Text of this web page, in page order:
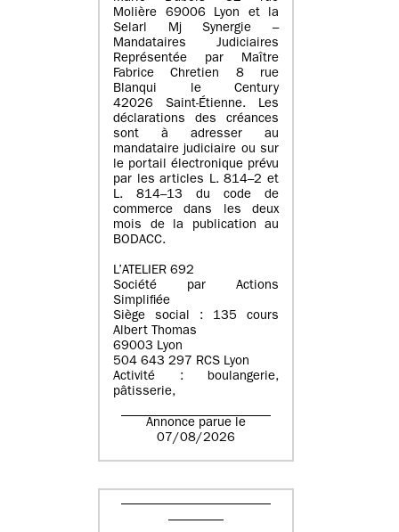
Molière 69006 Lyon et la
Selarl Mj Synergie –
Mandataires Judiciaires
Représentée par Maître
Fabrice Chretien 8 rue
Blanqui le Century
42026 Saint-Étienne. Les
déclarations des créances
sont à adresser au
mandataire judiciaire ou sur
le portail électronique prévu
par les articles L. 814–2 et
L. 814–13 du code de
commerce dans les deux
mois de la publication au
BODACC.
L’ATELIER 692
Société par Actions
Simplifiée
Siège social : 135 cours
Albert Thomas
69003 Lyon
504 643 297 RCS Lyon
Activité : boulangerie,
pâtisserie,
Annonce parue le
07/08/2026